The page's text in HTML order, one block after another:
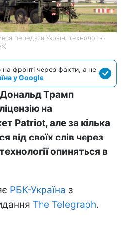
передати Україні технологію
на фронті через факти, а не
у Google
Трамп
на
Patriot, але за кілька
від своїх слів через
опиняться в
РБК-Україна з
The Telegraph.